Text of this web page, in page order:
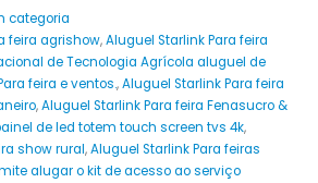
categoria
feira agrishow,Aluguel Starlink Para feira
de Tecnologia Agrícola aluguel de
feira e ventos.,Aluguel Starlink Para feira
,Aluguel Starlink Para feira Fenasucro &
de led totem touch screen tvs 4k,
show rural,Aluguel Starlink Para feiras
alugar o kit de acesso ao serviço